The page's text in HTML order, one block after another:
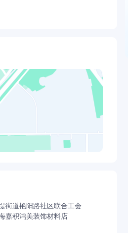
街道艳阳路社区联合工会
嘉积鸿美装饰材料店